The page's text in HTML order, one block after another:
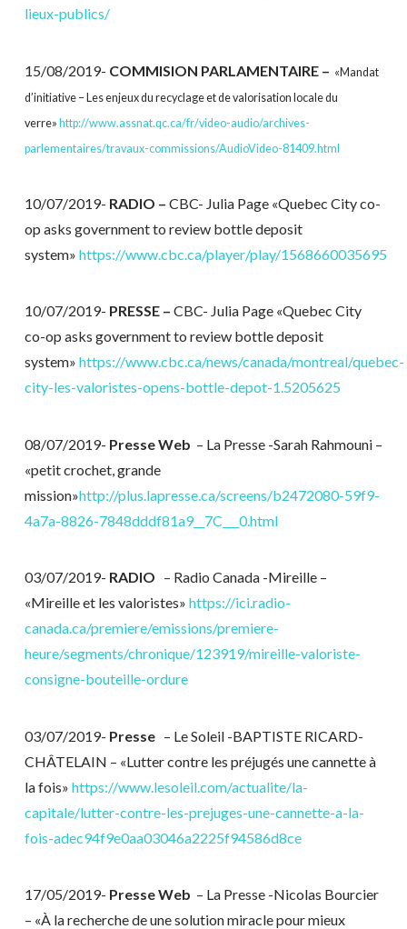
lieux-publics/
15/08/2019- COMMISION PARLAMENTAIRE – «Mandat
d’initiative – Les enjeux du recyclage et de valorisation locale du
verre» http://www.assnat.qc.ca/fr/video-audio/archives-
parlementaires/travaux-commissions/AudioVideo-81409.html
10/07/2019- RADIO – CBC- Julia Page «Quebec City co-
op asks government to review bottle deposit
system» https://www.cbc.ca/player/play/1568660035695
10/07/2019- PRESSE – CBC- Julia Page «Quebec City
co-op asks government to review bottle deposit
system» https://www.cbc.ca/news/canada/montreal/quebec-
city-les-valoristes-opens-bottle-depot-1.5205625
08/07/2019- Presse Web – La Presse -Sarah Rahmouni –
«petit crochet, grande
mission»http://plus.lapresse.ca/screens/b2472080-59f9-
4a7a-8826-7848dddf81a9__7C___0.html
03/07/2019- RADIO – Radio Canada -Mireille –
«Mireille et les valoristes» https://ici.radio-
canada.ca/premiere/emissions/premiere-
heure/segments/chronique/123919/mireille-valoriste-
consigne-bouteille-ordure
03/07/2019- Presse – Le Soleil -BAPTISTE RICARD-
CHÂTELAIN – «Lutter contre les préjugés une cannette à
la fois» https://www.lesoleil.com/actualite/la-
capitale/lutter-contre-les-prejuges-une-cannette-a-la-
fois-adec94f9e0aa03046a2225f94586d8ce
17/05/2019- Presse Web – La Presse -Nicolas Bourcier
– «À la recherche de une solution miracle pour mieux